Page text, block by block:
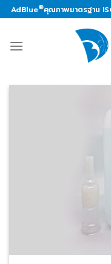
Skip
to
AdBlue®คุณภาพมาตรฐาน